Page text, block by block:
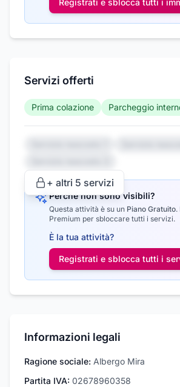
Registrati e sblocca tutti i
Servizi offerti
Prima colazione Parcheggio
+ altri 5 servizi
Perché non sono visibili?
Questa attività è su un Piano Gratuito.
Premium per sbloccare tutti i servizi.
È la tua attività?
Registrati e sblocca tutti i
Informazioni legali
Ragione sociale: Albergo Mira
Partita IVA: 02678960358